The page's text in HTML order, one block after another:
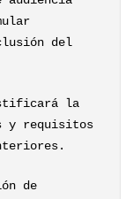
del
la
y requisitos
de